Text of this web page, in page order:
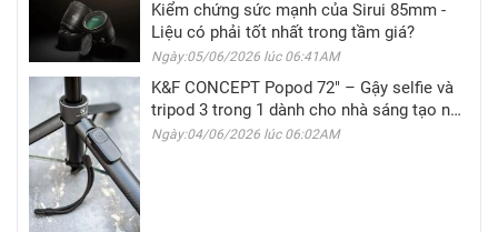
Kiểm chứng sức mạnh của Sirui 85mm -
Liệu có phải tốt nhất trong tầm giá?
Ngày:05/06/2026 lúc 06:41AM
K&F CONCEPT Popod 72" – Gậy selfie và
tripod 3 trong 1 dành cho nhà sáng tạo nội
dung di động
Ngày:04/06/2026 lúc 06:02AM